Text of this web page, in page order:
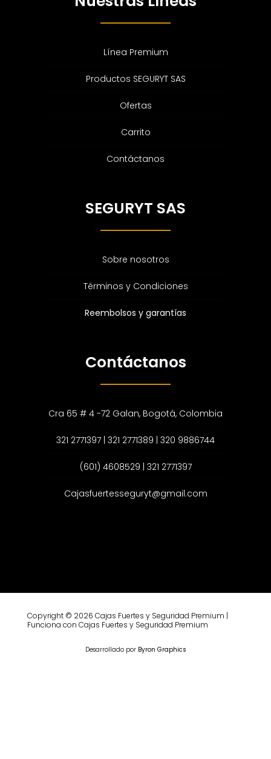
Línea Premium
Productos SEGURYT SAS
Ofertas
Carrito
Contáctanos
SEGURYT SAS
Sobre nosotros
Términos y Condiciones
Reembolsos y garantías
Contáctanos
Cra 65 # 4 -72 Galan, Bogotá, Colombia
321 2771397 | 321 2771389 | 320 9886744
(601) 4608529 | 321 2771397
Cajasfuertesseguryt@gmail.com
Copyright © 2026 Cajas Fuertes y Seguridad Premium |
Funciona con Cajas Fuertes y Seguridad Premium
Desarrollado por Byron Graphics